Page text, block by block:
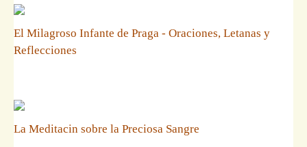
El Milagroso Infante de Praga - Oraciones, Letanas y
Reflecciones
La Meditacin sobre la Preciosa Sangre